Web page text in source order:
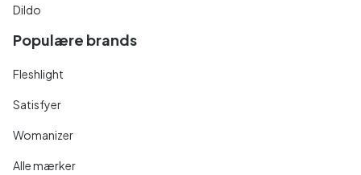
Dildo
Populære brands
Fleshlight
Satisfyer
Womanizer
Alle mærker